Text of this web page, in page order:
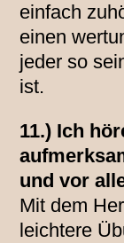
einfach
einen
jeder so
ist.
11.) Ich
und vor
Mit dem
leichtere